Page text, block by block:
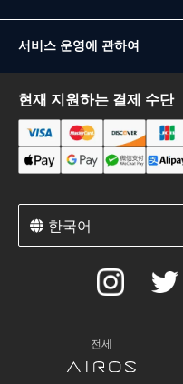
서비스 운영에 관하여
현재 지원하는 결제 수단
한국어
전세